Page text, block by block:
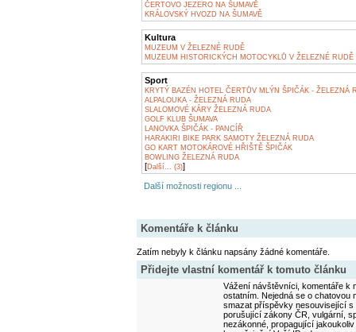
ČERTOVO JEZERO NA ŠUMAVĚ
KRÁLOVSKÝ HVOZD NA ŠUMAVĚ
Kultura
MUZEUM V ŽELEZNÉ RUDĚ
MUZEUM HISTORICKÝCH MOTOCYKLŮ V ŽELEZNÉ RUDĚ
Sport
KRYTÝ BAZÉN HOTEL ČERTŮV MLÝN ŠPIČÁK - ŽELEZNÁ
ALPALOUKA - ŽELEZNÁ RUDA
SLALOMOVÉ KÁRY ŽELEZNÁ RUDA
GOLF KLUB ŠUMAVA
LANOVKA ŠPIČÁK - PANCÍŘ
HARAKIRI BIKE PARK SAMOTY ŽELEZNÁ RUDA
GO KART MOTOKÁROVÉ HŘIŠTĚ ŠPIČÁK
BOWLING ŽELEZNÁ RUDA
[Další... (3)]
Další možnosti regionu ...
Komentáře k článku
Zatím nebyly k článku napsány žádné komentáře.
Přidejte vlastní komentář k tomuto článku
Vážení návštěvníci, komentáře k
ostatním. Nejedná se o
smazat příspěvky nesouvisející
porušující zákony ČR, vulgární,
nezákonné, propagující